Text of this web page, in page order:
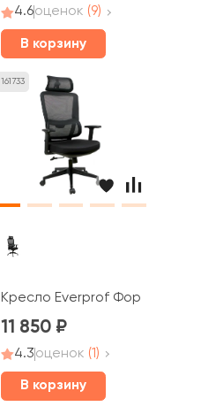
4.6оценок (9)
В корзину
161733
Кресло Everprof Форк / Work
11 850
4.3оценок (1)
В корзину